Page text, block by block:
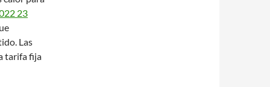
23
Las
tarifa fija